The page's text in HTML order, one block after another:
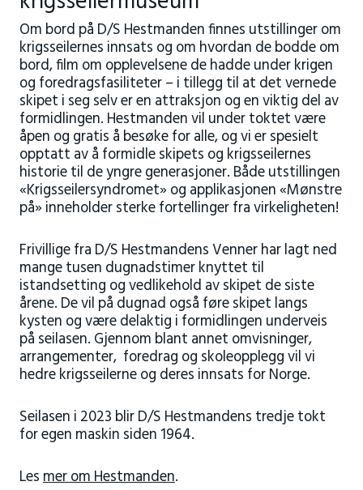
Om bord på D/S Hestmanden finnes utstillinger om
krigsseilernes innsats og om hvordan de bodde om
bord, film om opplevelsene de hadde under krigen
og foredragsfasiliteter – i tillegg til at det vernede
skipet i seg selv er en attraksjon og en viktig del av
formidlingen. Hestmanden vil under toktet være
åpen og gratis å besøke for alle, og vi er spesielt
opptatt av å formidle skipets og krigsseilernes
historie til de yngre generasjoner. Både utstillingen
«Krigsseilersyndromet» og applikasjonen «Mønstre
på» inneholder sterke fortellinger fra virkeligheten!
Frivillige fra D/S Hestmandens Venner har lagt ned
mange tusen dugnadstimer knyttet til
istandsetting og vedlikehold av skipet de siste
årene. De vil på dugnad også føre skipet langs
kysten og være delaktig i formidlingen underveis
på seilasen. Gjennom blant annet omvisninger,
arrangementer, foredrag og skoleopplegg vil vi
hedre krigsseilerne og deres innsats for Norge.
Seilasen i 2023 blir D/S Hestmandens tredje tokt
for egen maskin siden 1964.
Lesmer om Hestmanden.